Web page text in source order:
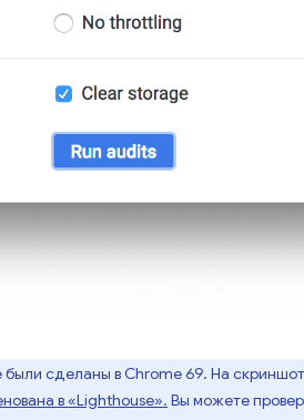
сделаны в Chrome 69. На
в «Lighthouse». Вы можете